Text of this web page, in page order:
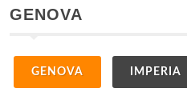
GENOVA
GENOVA IMPERIA